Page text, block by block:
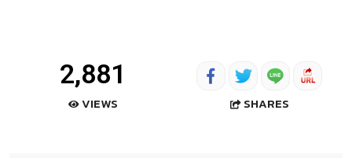
2,881
VIEWS SHARES